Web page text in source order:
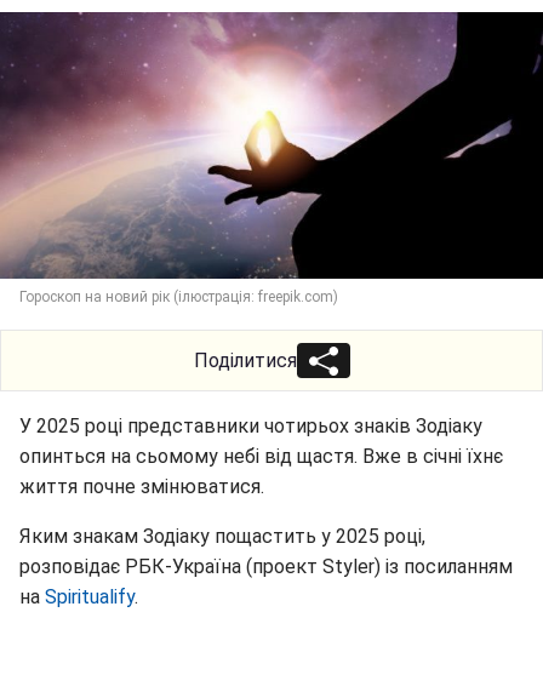
Гороскоп на новий рік (ілюстрація: freepik.com)
Поділитися
У 2025 році представники чотирьох знаків Зодіаку
опинться на сьомому небі від щастя. Вже в січні їхнє
життя почне змінюватися.
Яким знакам Зодіаку пощастить у 2025 році,
розповідає РБК-Україна (проект Styler) із посиланням
на Spiritualify.